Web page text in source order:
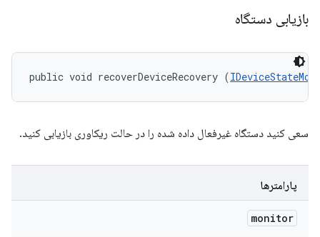
بازیابی دستگاه
public void recoverDeviceRecovery (
سعی کنید دستگاه غیرفعال داده شده را در حالت ریکاوری بازیابی کنید.
پارامترها
monitor